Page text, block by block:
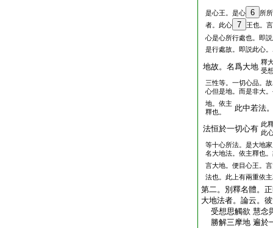
是心王。是心 6
所
者。此心
7
王也。
心是心所行處也。即
是行處故。即説此心
地故。名爲大地 釋
受
三性等。一切心品。
心但是地。而是非大
地。依主
釋也。
此中若法
法恒於一切心有 此
此
等十心所法。是大地
名大地法。依主釋也
言大地。便目心王。
法也。此上有兩重依
第二。別釋名體。
大地法者。論云。
受想思觸欲 慧念
勝解三摩地 遍於